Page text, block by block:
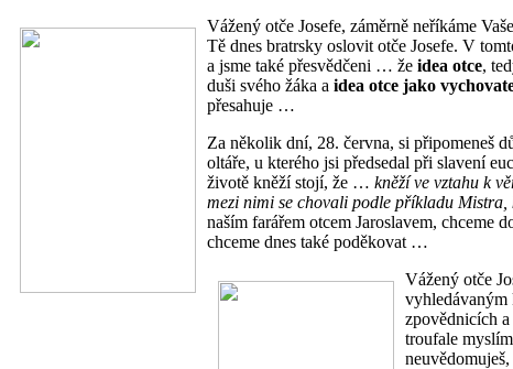
Vážený otče Josefe, záměrně neříkáme
Tě dnes bratrsky oslovit otče Josefe. V
a jsme také přesvědčeni … že idea otce,
duši svého žáka a idea otce jako
přesahuje …
Za několik dní, 28. června, si připomeneš
oltáře, u kterého jsi předsedal při slavení
životě kněží stojí, že … kněží ve vztahu k
mezi nimi se chovali podle příkladu
naším farářem otcem Jaroslavem, chceme
chceme dnes také poděkovat …
Vážený otče
zpovědnicích
troufale